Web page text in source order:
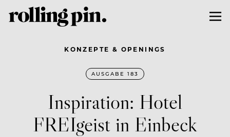
KONZEPTE & OPENINGS
AUSGABE 183
Inspiration: Hotel
FREIgeist in Einbeck